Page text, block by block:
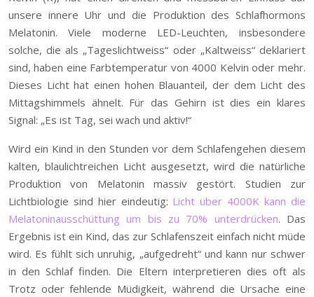
unsere innere Uhr und die Produktion des Schlafhormons
Melatonin. Viele moderne LED-Leuchten, insbesondere
solche, die als „Tageslichtweiss“ oder „Kaltweiss“ deklariert
sind, haben eine Farbtemperatur von 4000 Kelvin oder mehr.
Dieses Licht hat einen hohen Blauanteil, der dem Licht des
Mittagshimmels ähnelt. Für das Gehirn ist dies ein klares
Signal: „Es ist Tag, sei wach und aktiv!“
Wird ein Kind in den Stunden vor dem Schlafengehen diesem
kalten, blaulichtreichen Licht ausgesetzt, wird die natürliche
Produktion von Melatonin massiv gestört. Studien zur
Lichtbiologie sind hier eindeutig: Licht über 4000K kann die
Melatoninausschüttung um bis zu 70% unterdrücken. Das
Ergebnis ist ein Kind, das zur Schlafenszeit einfach nicht müde
wird. Es fühlt sich unruhig, „aufgedreht“ und kann nur schwer
in den Schlaf finden. Die Eltern interpretieren dies oft als
Trotz oder fehlende Müdigkeit, während die Ursache eine